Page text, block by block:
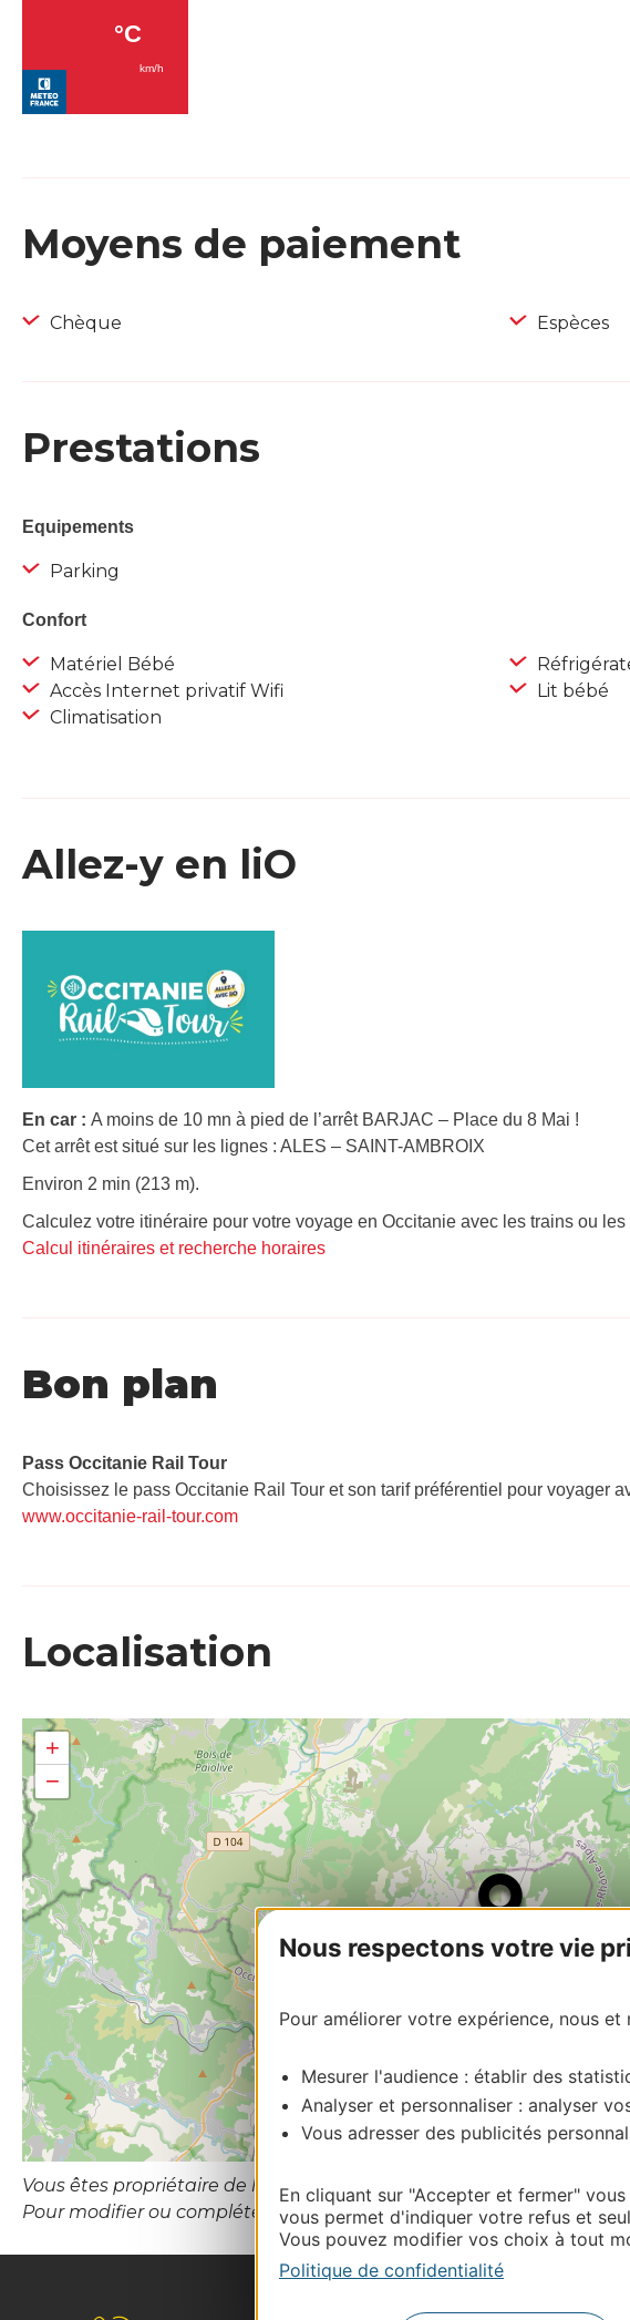
Nous respectons votre vie
Pour améliorer votre expérience, nous
Mesurer l'audience : établir des
Analyser et personnaliser : analyser
Vous adresser des publicités
En cliquant sur "Accepter et fermer"
vous permet d'indiquer votre refus et
Vous pouvez modifier vos choix à tout
Politique de confidentialité
Moyens de paiement
Chèque Espèces
Prestations
Equipements
Parking
Confort
Matériel Bébé
Accès Internet privatif Wifi
Climatisation
Lit bébé
Allez-y en liO
En car : A moins de 10 mn à pied de l’arrêt BARJAC – Place du 8 Mai !
Cet arrêt est situé sur les lignes : ALES – SAINT-AMBROIX
Environ 2 min (213 m).
Calculez votre itinéraire pour votre voyage en Occitanie avec les trains ou les
Calcul itinéraires et recherche horaires
Bon plan
Pass Occitanie Rail Tour​
Choisissez le pass Occitanie Rail Tour et son tarif préférentiel pour voyager
www.occitanie-rail-tour.com
Localisation
+
−
Vous êtes propriétaire de l’établissement ou le gestionnaire de
Pour modifier ou compléter cette fiche, merci de contacter Gard